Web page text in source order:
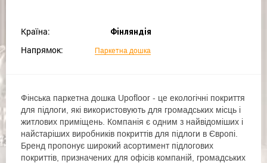
Країна: Фінляндія
Напрямок: Паркетна дошка
Фінська паркетна дошка Upofloor - це екологічні покриття
для підлоги, які використовують для громадських місць і
житлових приміщень. Компанія є одним з найвідоміших і
найстаріших виробників покриттів для підлоги в Європі.
Бренд пропонує широкий асортимент підлогових
покриттів, призначених для офісів компаній, громадських